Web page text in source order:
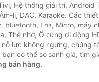
Hệ thống giải trí, Android
li, DAC, Karaoke. Các
bluetooth, Loa, Micro, máy
Thẻ nhớ, Ổ cứng di động
nỗ lực không ngừng, chúng
bạn có thể so sánh giá, tìm
bán hàng.